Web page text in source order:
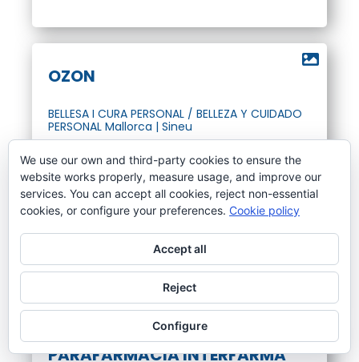
OZON
BELLESA I CURA PERSONAL / BELLEZA Y CUIDADO
PERSONAL Mallorca | Sineu
CARRER S'ALOU 1 SINEU, 07510
CENTRO DE ESTÉTICA
@
WWW
Bons canviats / Bonos canjeados
PARAFARMACIA INTERFARMA
We use our own and third-party cookies to ensure the
website works properly, measure usage, and improve our
services. You can accept all cookies, reject non-essential
cookies, or configure your preferences. Cookie policy
Accept all
Reject
Configure